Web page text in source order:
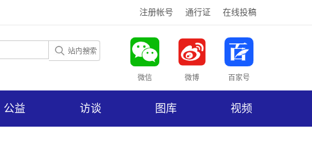
注册帐号 通行证 在线投稿
微信 微博 百家号
公益 访谈 图库 视频